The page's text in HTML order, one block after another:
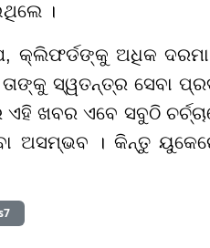
।
କ୍ଲିଫର୍ଡଙ୍କୁ ଅଧିକ
ତାଙ୍କୁ ସ୍ୱତନ୍ତ୍ର ସେବା
ଏହି ଖବର ଏବେ ସବୁଠି
ଅସମ୍ଭବ । କିନ୍ତୁ